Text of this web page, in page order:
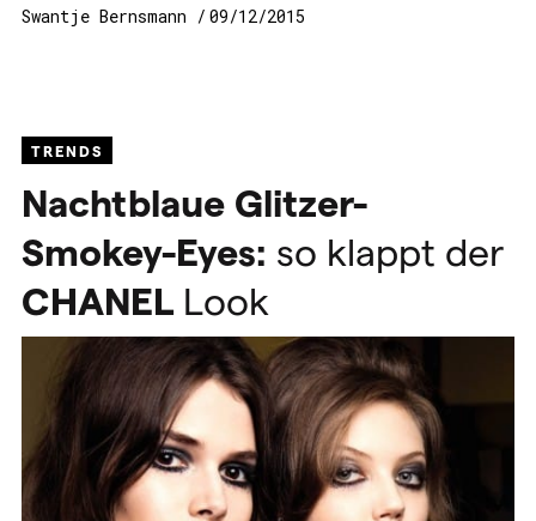
Swantje Bernsmann 09/12/2015
TRENDS
Nachtblaue Glitzer-
Smokey-Eyes: so klappt der
CHANELLook